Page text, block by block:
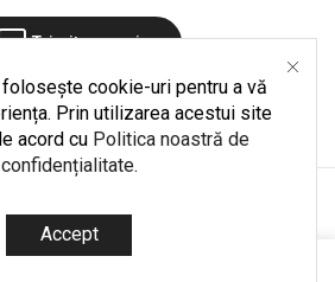
Trimite mesaj
. Dezvoltare și mentenanță
codedpro.ro
cookie-uri pentru a vă
Prin utilizarea acestui site
acord cu Politica noastră de
confidențialitate.
Accept